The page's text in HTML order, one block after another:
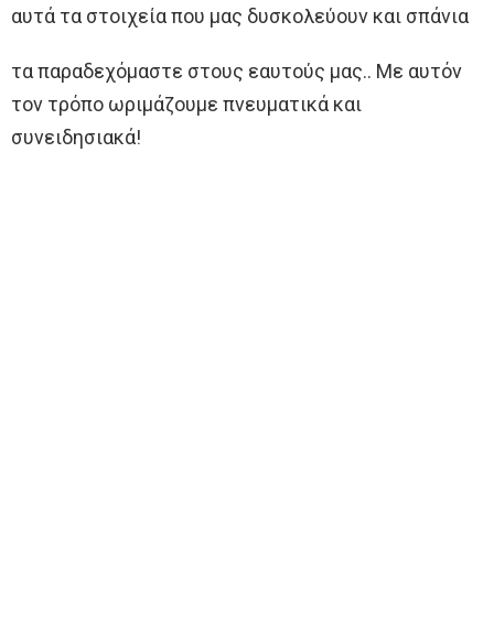
αυτά τα στοιχεία που μας δυσκολεύουν και σπάνια
τα παραδεχόμαστε στους εαυτούς μας.. Με αυτόν
τον τρόπο ωριμάζουμε πνευματικά και
συνειδησιακά!